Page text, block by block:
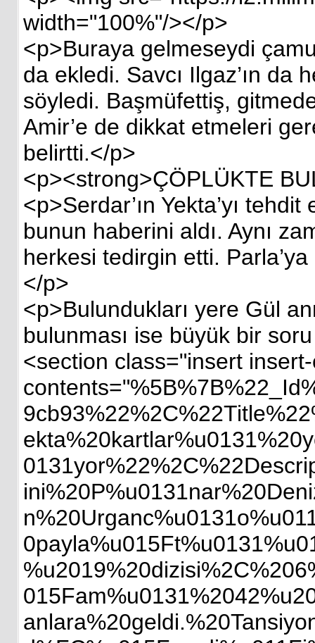
width="100%"/></p>
<p>Buraya gelmeseydi
da ekledi. Savcı Ilgaz’ın da
söyledi. Başmüfettiş,
Amir’e de dikkat etmeleri
belirtti.</p>
<p><strong>ÇÖPLÜKTE
<p>Serdar’ın Yekta’yı
bunun haberini aldı. Aynı
herkesi tedirgin etti.
</p>
<p>Bulundukları yere Gül
bulunması ise büyük bir
<section class="insert